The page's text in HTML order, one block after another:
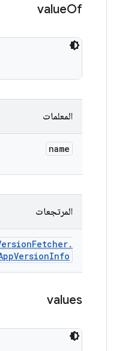
valueOf
المعلمات
name
المرتجعات
Fetcher.
VersionInfo
values